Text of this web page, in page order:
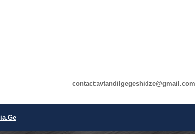
contact:avtandilgegeshidze@gmail.com